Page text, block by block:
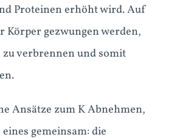
Proteinen erhöht wird. Auf
Körper gezwungen werden,
verbrennen und somit
Ansätze zum K Abnehmen,
gemeinsam: die